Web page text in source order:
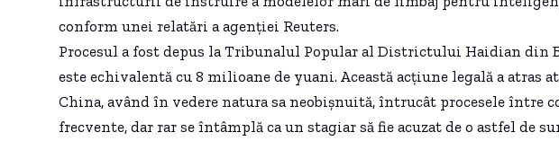
conform unei relatări a agenției Reuters.
Procesul a fost depus la Tribunalul Popular al Districtului Haidian din
este echivalentă cu 8 milioane de yuani. Această acțiune legală a atras
China, având în vedere natura sa neobișnuită, întrucât procesele între
frecvente, dar rar se întâmplă ca un stagiar să fie acuzat de o astfel de